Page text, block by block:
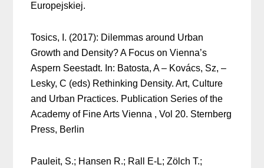
Europejskiej.
Tosics, I. (2017): Dilemmas around Urban
Growth and Density? A Focus on Vienna’s
Aspern Seestadt. In: Batosta, A – Kovács, Sz, –
Lesky, C (eds) Rethinking Density. Art, Culture
and Urban Practices. Publication Series of the
Academy of Fine Arts Vienna , Vol 20. Sternberg
Press, Berlin
Pauleit, S.; Hansen R.; Rall E-L; Zölch T.;